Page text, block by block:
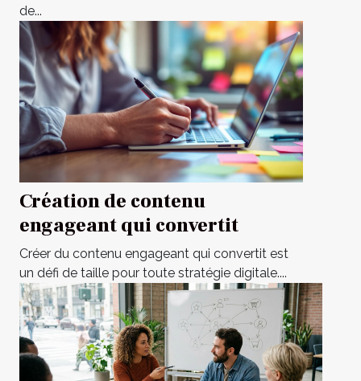
de...
Création de contenu
engageant qui convertit
Créer du contenu engageant qui convertit est
un défi de taille pour toute stratégie digitale....